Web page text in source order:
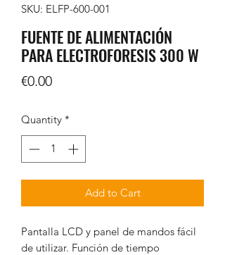
SKU: ELFP-600-001
FUENTE DE ALIMENTACIÓN
PARA ELECTROFORESIS 300 W
€0.00Price
Quantity *
Add to Cart
Pantalla LCD y panel de mandos fácil
de utilizar. Función de tiempo